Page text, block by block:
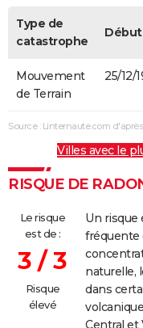
Type de
catastrophe
Début
Mouvement
de Terrain
25/12/
Source : Linternaute.com
Villes avec le
RISQUE DE
Le risque
est de :
3 / 3
Risque
élevé
Un risque
fréquente
naturelle,
dans
Central et